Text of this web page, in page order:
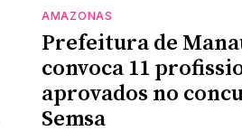
AMAZONAS
Prefeitura de
convoca 11
aprovados no
Semsa